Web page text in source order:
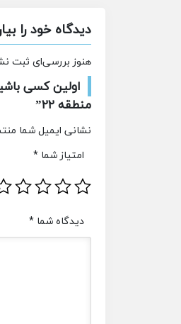
دیدگاه خود را
هنوز بررسی‌ای ثبت
اولین کسی
منطقه ۲۲”
نشانی ایمیل شما
امتیاز شما *
دیدگاه شما *